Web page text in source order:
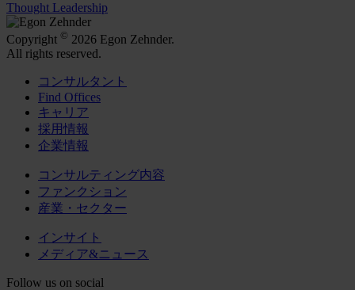
Thought Leadership
Copyright © 2026 Egon Zehnder.
All rights reserved.
コンサルタント
Find Offices
キャリア
採用情報
企業情報
コンサルティング内容
ファンクション
産業・セクター
インサイト
メディア&ニュース
Follow us on social